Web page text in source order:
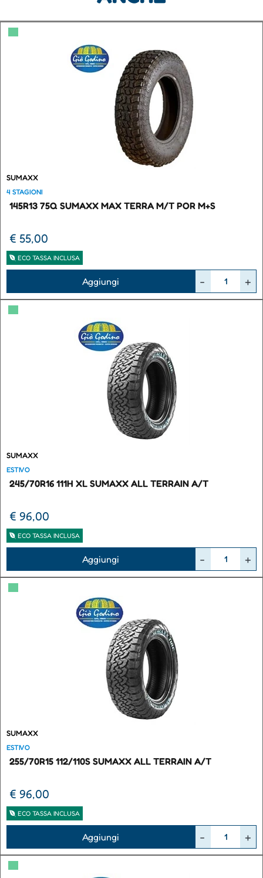
▀
SUMAXX
4 STAGIONI
145R13 75Q SUMAXX MAX TERRA M/T POR M+S
€ 55,00
ECO TASSA INCLUSA
Aggiungi
▀
SUMAXX
ESTIVO
245/70R16 111H XL SUMAXX ALL TERRAIN A/T
€ 96,00
ECO TASSA INCLUSA
Aggiungi
▀
SUMAXX
ESTIVO
255/70R15 112/110S SUMAXX ALL TERRAIN A/T
€ 96,00
ECO TASSA INCLUSA
Aggiungi
▀